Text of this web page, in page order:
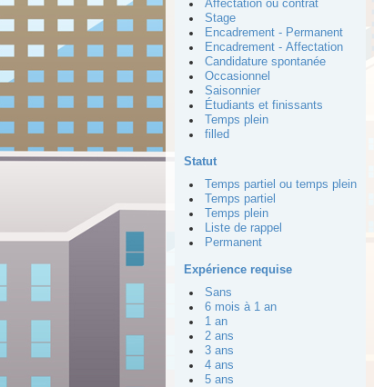
Affectation ou contrat
Stage
Encadrement - Permanent
Encadrement - Affectation
Candidature spontanée
Occasionnel
Saisonnier
Étudiants et finissants
Temps plein
filled
Statut
Temps partiel ou temps plein
Temps partiel
Temps plein
Liste de rappel
Permanent
Expérience requise
Sans
6 mois à 1 an
1 an
2 ans
3 ans
4 ans
5 ans